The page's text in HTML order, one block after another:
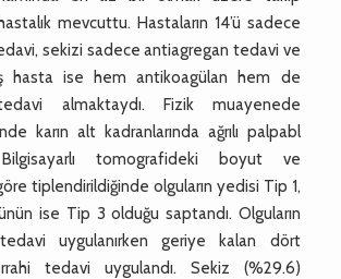
mevcuttu. Hastaların 14’ü sadece
sekizi sadece antiagregan tedavi ve
hasta ise hem antikoagülan hem de
almaktaydı. Fizik muayenede
karın alt kadranlarında ağrılı palpabl
tomografideki boyut ve
tiplendirildiğinde olguların yedisi Tip 1,
ise Tip 3 olduğu saptandı. Olguların
uygulanırken geriye kalan dört
tedavi uygulandı. Sekiz (%29.6)